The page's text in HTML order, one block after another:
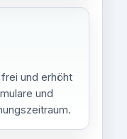
und erhöht
und